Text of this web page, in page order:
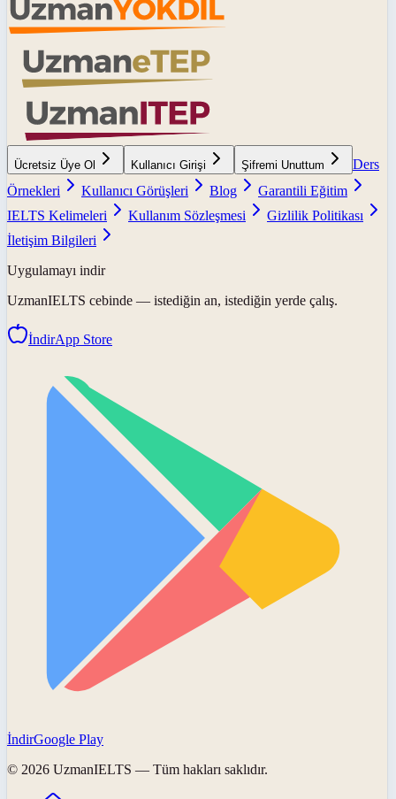
Ücretsiz Üye Ol Kullanıcı Girişi Şifremi Unuttum
Ders
Örnekleri
Kullanıcı Görüşleri Blog
Garantili Eğitim
IELTS Kelimeleri
Kullanım Sözleşmesi
Gizlilik Politikası
İletişim Bilgileri
Uygulamayı indir
UzmanIELTS cebinde — istediğin an, istediğin yerde çalış.
İndirApp Store
İndirGoogle Play
© 2026 UzmanIELTS — Tüm hakları saklıdır.